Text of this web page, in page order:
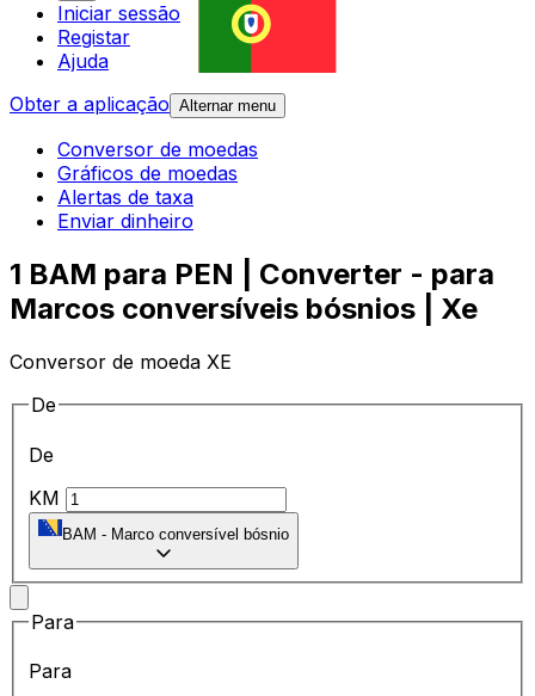
Iniciar sessão
Registar
Ajuda
Obter a aplicação Alternar menu
Conversor de moedas
Gráficos de moedas
Alertas de taxa
Enviar dinheiro
1 BAM para PEN | Converter - para
Marcos conversíveis bósnios | Xe
Conversor de moeda XE
De
De
KM
BAM - Marco conversível bósnio
Para
Para